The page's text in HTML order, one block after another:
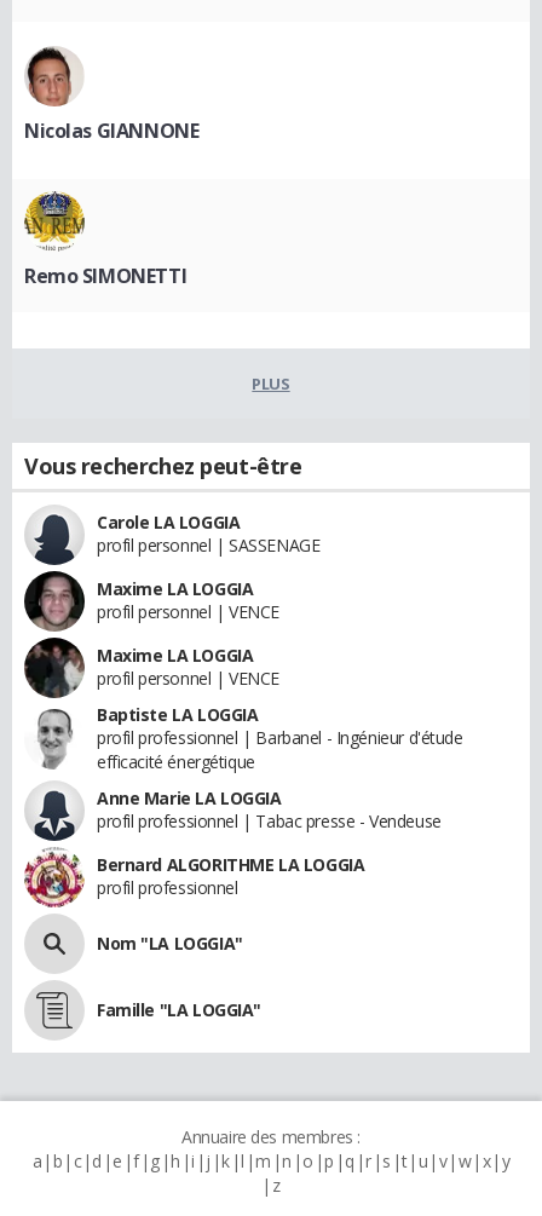
Nicolas GIANNONE
Remo SIMONETTI
PLUS
Vous recherchez peut-être
Carole LA LOGGIA
profil personnel | SASSENAGE
Maxime LA LOGGIA
profil personnel | VENCE
Maxime LA LOGGIA
profil personnel | VENCE
Baptiste LA LOGGIA
profil professionnel | Barbanel - Ingénieur d'étude
efficacité énergétique
Anne Marie LA LOGGIA
profil professionnel | Tabac presse - Vendeuse
Bernard ALGORITHME LA LOGGIA
profil professionnel
Nom "LA LOGGIA"
Famille "LA LOGGIA"
Annuaire des membres :
a b c d e f g h i j k l m n o p q r s t u v w x y
z